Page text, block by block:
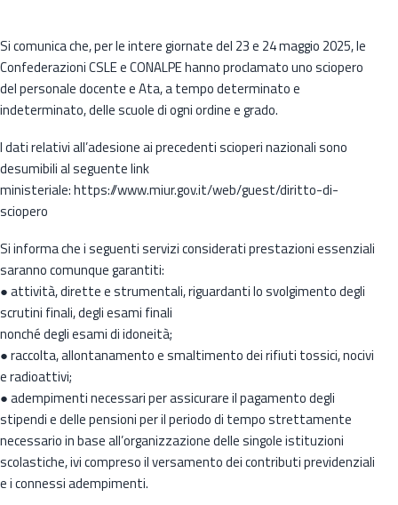
Si comunica che, per le intere giornate del 23 e 24 maggio 2025, le
Confederazioni CSLE e CONALPE hanno proclamato uno sciopero
del personale docente e Ata, a tempo determinato e
indeterminato, delle scuole di ogni ordine e grado.
I dati relativi all’adesione ai precedenti scioperi nazionali sono
desumibili al seguente link
ministeriale: https://www.miur.gov.it/web/guest/diritto-di-
sciopero
Si informa che i seguenti servizi considerati prestazioni essenziali
saranno comunque garantiti:
● attività, dirette e strumentali, riguardanti lo svolgimento degli
scrutini finali, degli esami finali
nonché degli esami di idoneità;
● raccolta, allontanamento e smaltimento dei rifiuti tossici, nocivi
e radioattivi;
● adempimenti necessari per assicurare il pagamento degli
stipendi e delle pensioni per il periodo di tempo strettamente
necessario in base all’organizzazione delle singole istituzioni
scolastiche, ivi compreso il versamento dei contributi previdenziali
e i connessi adempimenti.